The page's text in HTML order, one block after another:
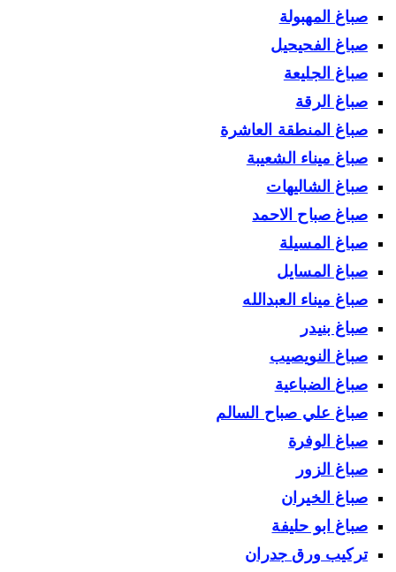
صباغ المهبولة
صباغ الفحيحيل
صباغ الجليعة
صباغ الرقة
صباغ المنطقة العاشرة
صباغ ميناء الشعيبة
صباغ الشاليهات
صباغ صباح الاحمد
صباغ المسيلة
صباغ المسايل
صباغ ميناء العبدالله
صباغ بنيدر
صباغ النويصيب
صباغ الضباعية
صباغ علي صباح السالم
صباغ الوفرة
صباغ الزور
صباغ الخيران
صباغ ابو حليفة
تركيب ورق جدران